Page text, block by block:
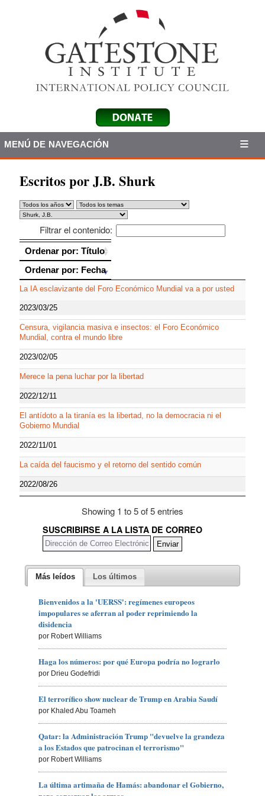
MENÚ DE NAVEGACIÓN
Escritos por J.B. Shurk
Filtrar el contenido:
Ordenar por: Título
Ordenar por: Fecha
La IA esclavizante del Foro Económico Mundial va a por usted
2023/03/25
Censura, vigilancia masiva e insectos: el Foro Económico
Mundial, contra el mundo libre
2023/02/05
Merece la pena luchar por la libertad
2022/12/11
El antídoto a la tiranía es la libertad, no la democracia ni el
Gobierno Mundial
2022/11/01
La caída del faucismo y el retorno del sentido común
2022/08/26
Showing 1 to 5 of 5 entries
SUSCRIBIRSE A LA LISTA DE CORREO
Más leídos Los últimos
Bienvenidos a la 'UERSS': regímenes europeos
impopulares se aferran al poder reprimiendo la
disidencia
por Robert Williams
Haga los números: por qué Europa podría no lograrlo
por Drieu Godefridi
El terrorífico show nuclear de Trump en Arabia Saudí
por Khaled Abu Toameh
Qatar: la Administración Trump "devuelve la grandeza
a los Estados que patrocinan el terrorismo"
por Robert Williams
La última artimaña de Hamás: abandonar el Gobierno,
Ordenar por: Título
Ordenar por: Fecha